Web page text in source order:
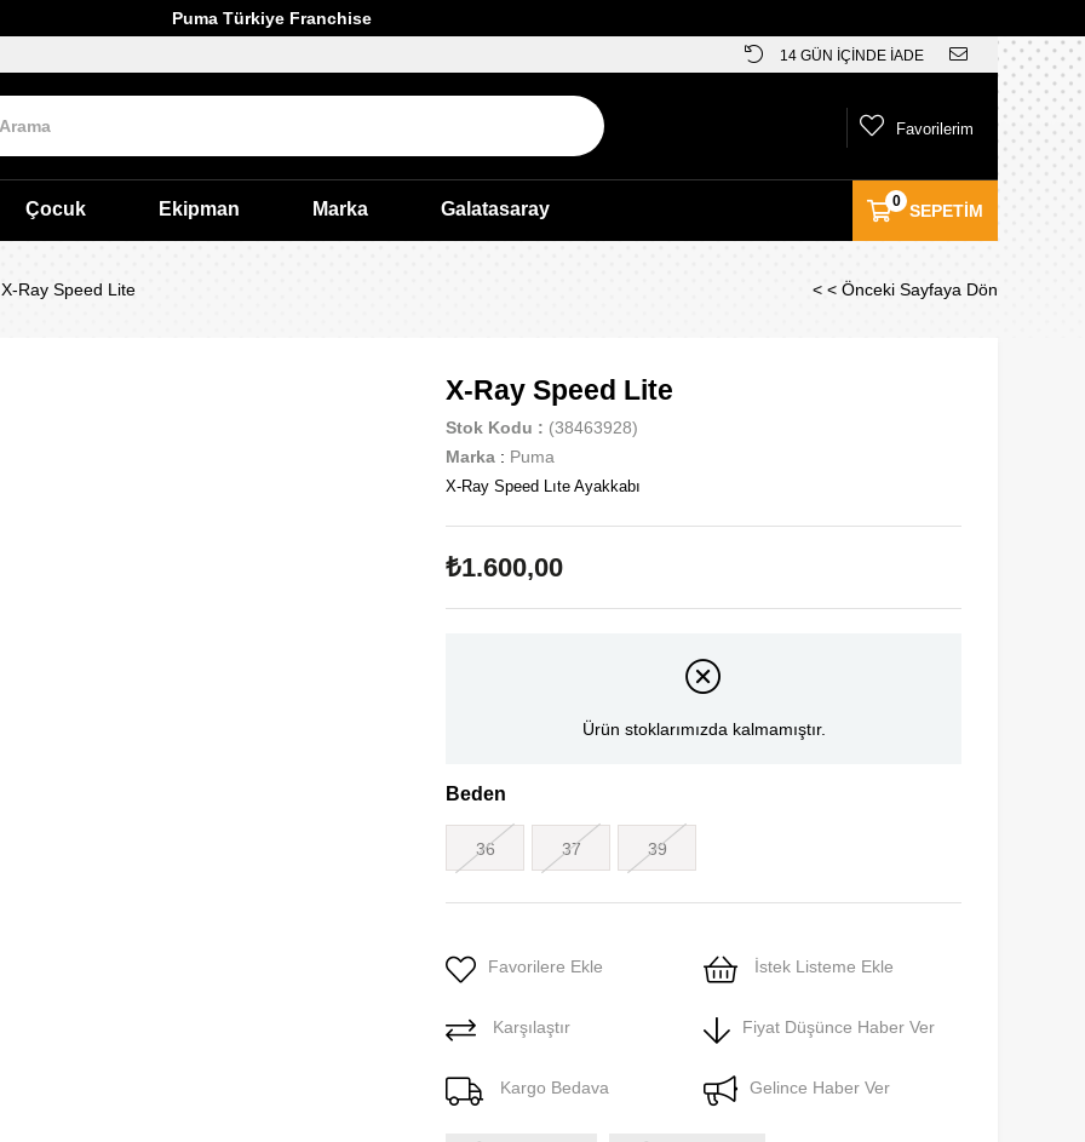
Puma Türkiye Franchise
14 GÜN İÇİNDE İADE
SEPETIM
0
Favorilerim
Çocuk Ekipman Marka Galatasaray
X-Ray Speed Lite < < Önceki Sayfaya Dön
X-Ray Speed Lite
Stok Kodu
(38463928)
Marka : Puma
X-Ray Speed Lıte Ayakkabı
₺1.600,00
Ürün stoklarımızda kalmamıştır.
Beden
36 37 39
Favorilere Ekle İstek Listeme Ekle
Karşılaştır Fiyat Düşünce Haber Ver
Kargo Bedava Gelince Haber Ver